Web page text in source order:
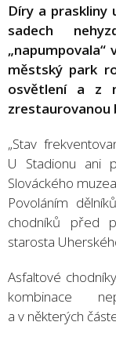
Díry a praskliny
sadech
městský park
osvětlení a z
zrestaurovanou
„Stav
U Stadionu ani
Slováckého
Povoláním
chodníků před
starosta
Asfaltové
kombinace
a v některých